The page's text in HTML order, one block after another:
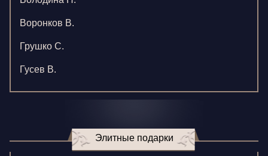
Воронков В.
Грушко С.
Гусев В.
Зверева В.
Кормилицына Е. Элитные подарки